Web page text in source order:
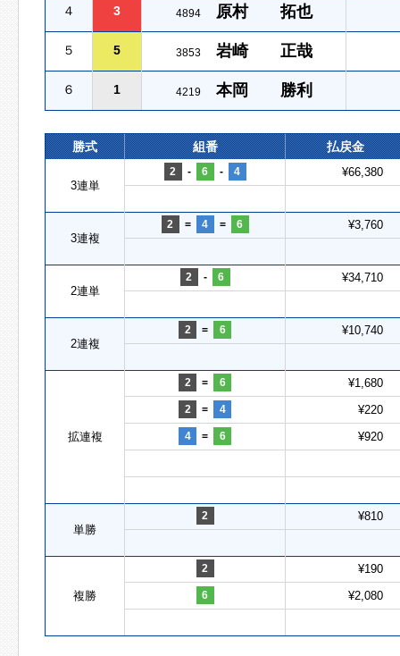
４ 3 4894 原村 拓也
５ 5 3853 岩崎 正哉
６ 1 4219 本岡 勝利
勝式 組番 払戻金
3連単
2 - 6 - 4 ¥66,380
3連複
2 = 4 = 6 ¥3,760
2連単
2 - 6 ¥34,710
2連複
2 = 6 ¥10,740
拡連複
2 = 6 ¥1,680
2 = 4 ¥220
4 = 6 ¥920
単勝
2 ¥810
複勝
2 ¥190
6 ¥2,080